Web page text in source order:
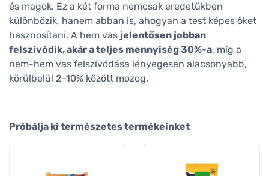
és magok. Ez a két forma nemcsak eredetükben
különbözik, hanem abban is, ahogyan a test képes őket
hasznosítani. A hem vas jelentősen jobban
felszívódik, akár a teljes mennyiség 30%-a, míg a
nem-hem vas felszívódása lényegesen alacsonyabb,
körülbelül 2–10% között mozog.
Próbálja ki természetes termékeinket